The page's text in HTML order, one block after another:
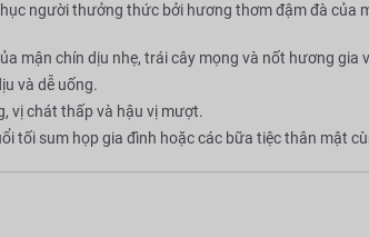
người thưởng thức bởi hương thơm đậm đà của
mận chín dịu nhẹ, trái cây mọng và nốt hương gia
và dễ uống.
vị chát thấp và hậu vị mượt.
tối sum họp gia đình hoặc các bữa tiệc thân mật